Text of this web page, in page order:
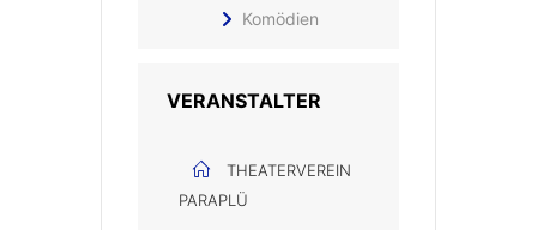
Komödien
VERANSTALTER
THEATERVEREIN
PARAPLÜ